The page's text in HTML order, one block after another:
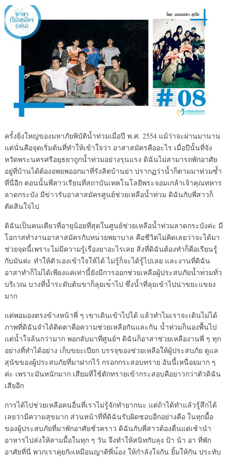
ครั้งยิ่งใหญ่ของมหาภัยพิบัติน้ำท่วมเมื่อปี พ.ศ. 2554 แม้ว่าจะผ่านมานาน
แต่นั่นคือจุดเริ่มต้นที่ทำให้เข้าใจว่า อาสาสมัครคืออะไร เมื่อปีนั้นที่จัง
หวัดพระนครศรีอยุธยาถูกน้ำท่วมอย่างรุนแรง ดิฉันไม่สามารถพักอาศัย
อยู่ที่บ้านได้ต้องอพยพออกมาที่รังสิตบ้านย่า ปรากฏว่าน้ำก็ตามมาท่วมซ้ำ
ที่นี่อีก ตอนนั้นพี่สาวเรียนที่สถาบันเทคโนโลยีพระจอมเกล้าเจ้าคุณทหาร
ลาดกระบัง มีข่าวรับอาสาสมัครศูนย์ช่วยเหลือน้ำท่วม ดิฉันกับพี่สาวก็
ตัดสินใจไป
ดิฉันเป็นคนเดียวที่อายุน้อยที่สุดในศูนย์ช่วยเหลือน้ำท่วมลาดกระบังค่ะ มี
โอกาสทำงานอาสาสมัครกับหน่วยพยาบาล คือชีวิตไม่คิดเลยว่าจะได้มา
ช่วยจุดนี้เพราะไม่มีความรู้เรื่องยาอะไรเลย สิ่งที่ดิฉันต้องทำก็คือเรียนรู้
กับมันค่ะ ทำให้ตัวเองเข้าใจให้ได้ ไม่รู้ก็จะได้รู้ไปเลย และงานที่ดิฉัน
อาสาทำก็ไม่ได้เพียงแค่เท่านี้ยังมีการออกช่วยเหลือผู้ประสบภัยน้ำท่วมทั่ว
บริเวณ บางที่น้ำระดับต้นขาก็ลุยเข้าไป ซึ่งน้ำที่ลุยเข้าไปน่าขยะแขยง
มาก
แต่พอมองตรงข้างหน้าพี่ ๆ เขาเดินเข้าไปได้ แล้วทำไมเราจะเดินไม่ได้
ภาพที่ดิฉันจำได้ติดตาคือความช่วยเหลือกันและกัน น้ำท่วมก็นองพื้นไป
แต่น้ำใจล้นกว่ามาก พอกลับมาที่ศูนย์ฯ ดิฉันก็อาสาช่วยเหลืองานพี่ๆ ทุก
อย่างที่ทำได้อย่าง เก็บขยะเปียก บรรจุของช่วยเหลือให้ผู้ประสบภัย ดูแล
สุนัขของผู้ประสบภัยที่มาฝากไว้ กรอกกระสอบทราย อันนี้เหนื่อยมาก ๆ
ค่ะ เพราะมันหนักมาก เสียมที่ใช้ตักทรายเข้ากระสอบคือยาวกว่าตัวดิฉัน
เสียอีก
การได้ไปช่วยเหลือคนอื่นที่เราไม่รู้จักทำยากนะ แต่ถ้าได้ทำแล้วรู้สึกได้
เลยว่ามีความสุขมาก ส่วนหน้าที่ที่ดิฉันรับผิดชอบอีกอย่างคือ ในทุกมื้อ
ของผู้ประสบภัยที่มาพักอาศัยชั่วคราว ดิฉันกับพี่สาวต้องตื่นแต่เช้านำ
อาหารไปส่งให้สามมื้อในทุก ๆ วัน จึงทำให้สนิทกับลุง ป้า น้า อา ที่พัก
อาศัยที่นี่ พวกเราคุยกัoเหมือนญาติพี่น้อง ให้กำลังใจกัน ยิ้มให้กัน ประทับ